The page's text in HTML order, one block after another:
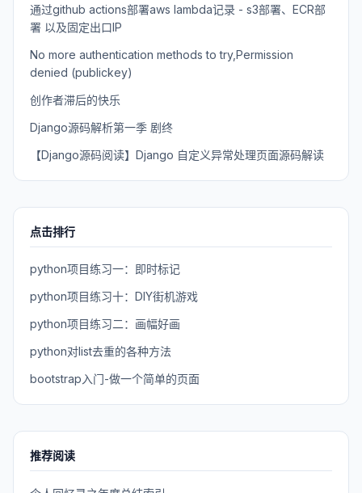
通过github actions部署aws lambda记录 - s3部署、ECR部
署 以及固定出口IP
No more authentication methods to try,Permission
denied (publickey)
创作者滞后的快乐
Django源码解析第一季 剧终
【Django源码阅读】Django 自定义异常处理页面源码解读
点击排行
python项目练习一：即时标记
python项目练习十：DIY街机游戏
python项目练习二：画幅好画
python对list去重的各种方法
bootstrap入门-做一个简单的页面
推荐阅读